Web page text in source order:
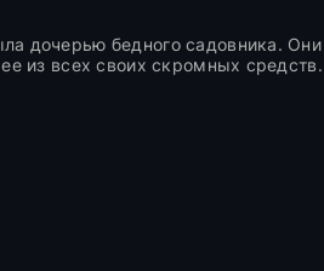
дочерью бедного садовника. Они
из всех своих скромных средств.